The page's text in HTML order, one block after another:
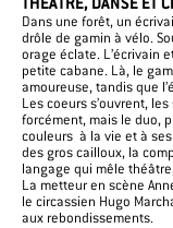
Dans une forêt, un
drôle de gamin à vélo.
orage éclate. L’écrivain
petite cabane. Là, le
amoureuse, tandis que
Les coeurs s’ouvrent,
forcément, mais le duo,
couleurs à la vie et à
des gros cailloux, la
langage qui mêle
La metteur en scène
le circassien Hugo
aux rebondissements.